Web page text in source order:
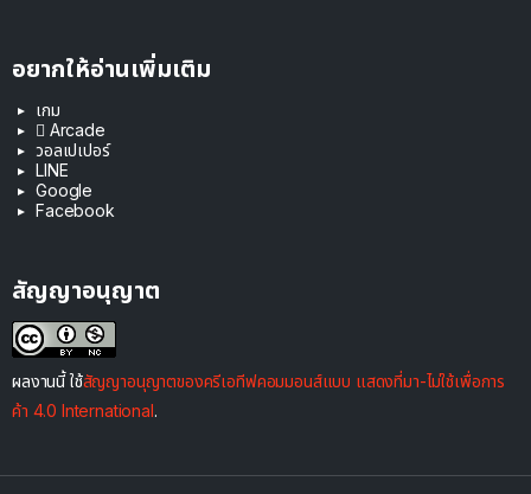
อยากให้อ่านเพิ่มเติม
เกม
 Arcade
วอลเปเปอร์
LINE
Google
Facebook
สัญญาอนุญาต
ผลงานนี้ ใช้สัญญาอนุญาตของครีเอทีฟคอมมอนส์แบบ แสดงที่มา-ไม่ใช้เพื่อการ
ค้า 4.0 International.